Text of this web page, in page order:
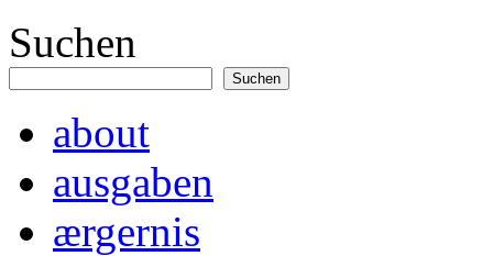
Suchen
Suchen
about
ausgaben
ærgernis